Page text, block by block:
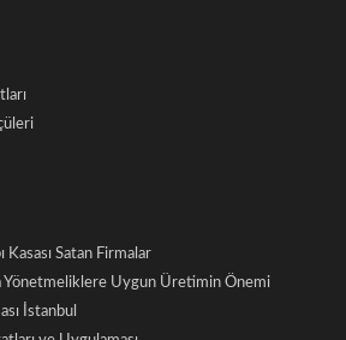
Kasası Satan Firmalar
Yönetmeliklere Uygun Üretimin Önemi
İstanbul